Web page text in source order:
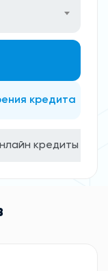
кредита
кредиты